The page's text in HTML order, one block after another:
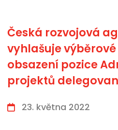
Česká rozvojová
vyhlašuje
obsazení pozice
projektů
23. května 2022